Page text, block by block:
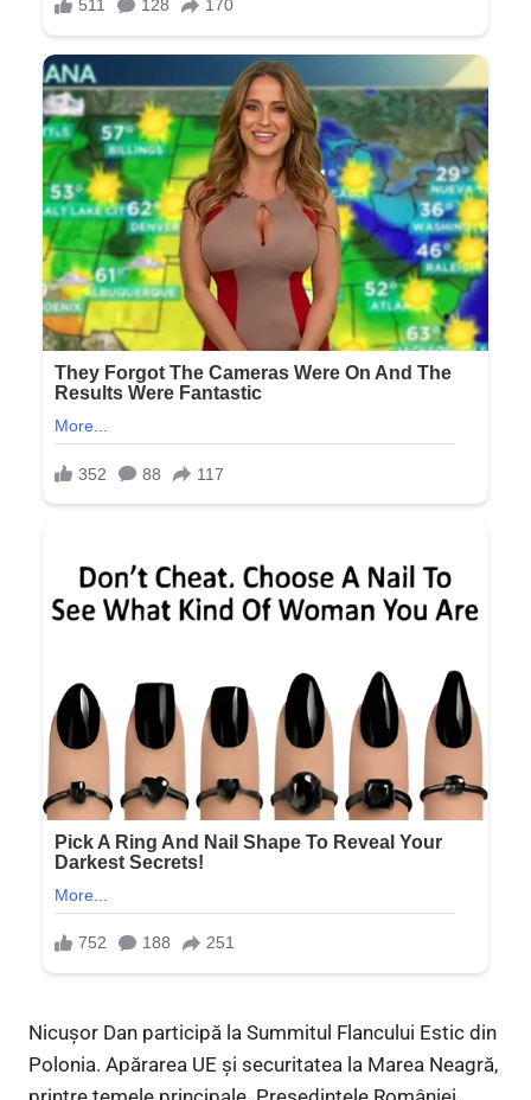
Nicușor Dan participă la Summitul Flancului Estic din
Polonia. Apărarea UE și securitatea la Marea Neagră,